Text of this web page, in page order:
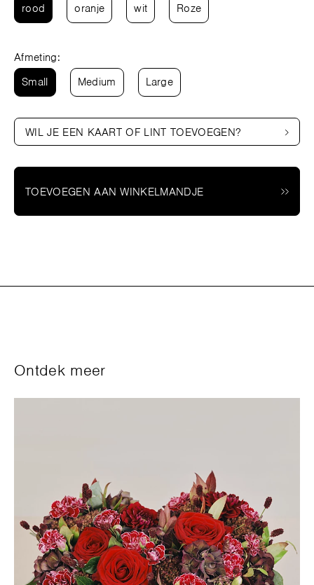
rood oranje wit Roze
Afmeting:
Small
Medium Large
WIL JE EEN KAART OF LINT TOEVOEGEN?
TOEVOEGEN AAN WINKELMANDJE
Ontdek meer